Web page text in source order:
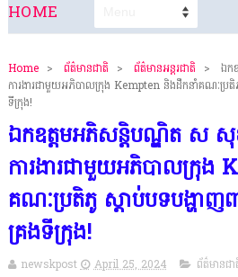
HOME
Home > ព័ត៌មានជាតិ > ព័ត៌មានអន្តរជាតិ >
ឯក
ការងារជាមួយអភិបាលក្រុង Kempten និងដឹកនាំគណៈប្រតិភូ
ទីក្រុង!
ឯកឧត្តមអភិសន្តិបណ្ឌិត ស សុ
ការងារជាមួយអភិបាលក្រុង
គណៈប្រតិភូ ស្ដាប់បទបង្ហាញព
គ្រងទីក្រុង!
newskpost April 25, 2024 ព័ត៌មានជា